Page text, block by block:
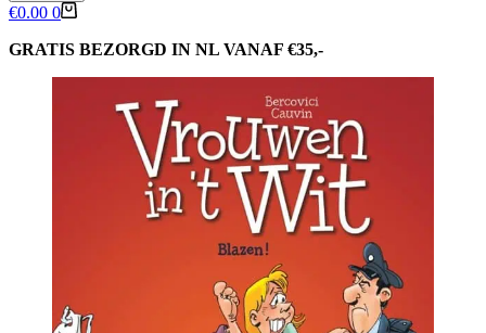
Winkelwagen
€0.00 0
GRATIS BEZORGD IN NL VANAF €35,-